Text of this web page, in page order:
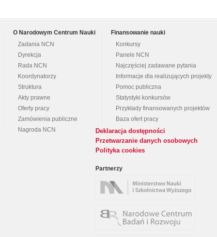
O Narodowym Centrum Nauki
Zadania NCN
Dyrekcja
Rada NCN
Koordynatorzy
Struktura
Akty prawne
Oferty pracy
Zamówienia publiczne
Nagroda NCN
Finansowanie nauki
Konkursy
Panele NCN
Najczęściej zadawane pytania
Informacje dla realizujących projekty
Pomoc publiczna
Statystyki konkursów
Przykłady finansowanych projektów
Baza ofert pracy
Deklaracja dostępności
Przetwarzanie danych osobowych
Polityka cookies
Partnerzy